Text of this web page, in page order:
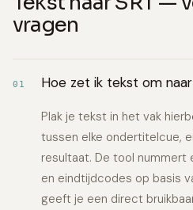
vragen
01 Hoe zet ik tekst om
Plak je tekst in het vak
tussen elke ondertitelcue,
resultaat. De tool nummert
en eindtijdcodes op basis
geeft je een direct